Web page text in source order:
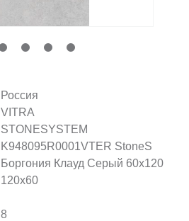
Россия
VITRA
STONESYSTEM
K948095R0001VTER StoneS
Боргония Клауд Серый 60x120
120x60
8